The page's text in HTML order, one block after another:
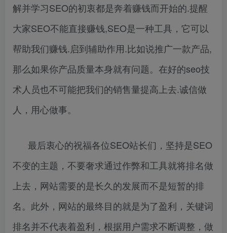
解并学习SEO的初衷都是奔着赚钱而开始的.提醒
大家SEO不能直接赚钱,SEO是一种工具，它可以
帮助我们赚钱.启到辅助作用.比如说推广一款产品,
那么如果你产品质量本身就有问题。在好的seo技
术人员也不可能把我们的销售量提高上去.诚信做
人，用心做事。
最后衷心的祝福各位SEO站长们，坚持是SEO
不变的主题，不要奢求通过作弊和工具就将排名做
上去，网站需要的是长久的发展而不是短暂的排
名。此外，网站的最终目的就是为了盈利，关键词
排名并不代表着盈利，根据用户需求不断调整，做